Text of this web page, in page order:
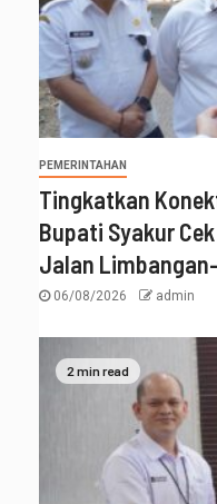
PEMERINTAHAN
Tingkatkan
Bupati Syakur
Jalan
06/08/2026 admin
2 min read